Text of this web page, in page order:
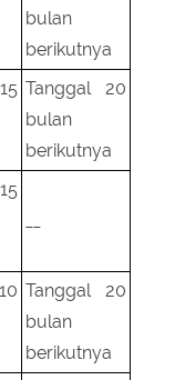
bulan
berikutnya
Tanggal 20
bulan
berikutnya
Tanggal 20
bulan
berikutnya